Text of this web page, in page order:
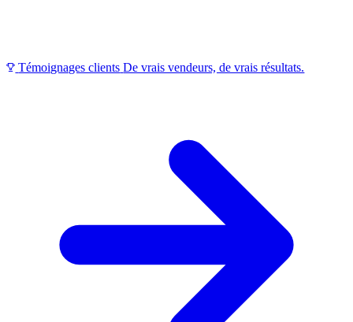
Témoignages clients De vrais vendeurs, de vrais résultats.